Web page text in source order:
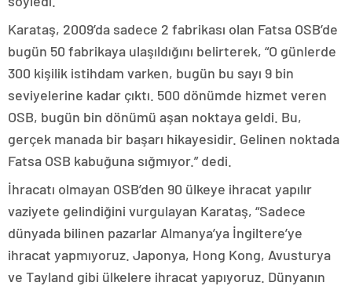
Karataş, 2009’da sadece 2 fabrikası olan Fatsa OSB’de
bugün 50 fabrikaya ulaşıldığını belirterek, “O günlerde
300 kişilik istihdam varken, bugün bu sayı 9 bin
seviyelerine kadar çıktı. 500 dönümde hizmet veren
OSB, bugün bin dönümü aşan noktaya geldi. Bu,
gerçek manada bir başarı hikayesidir. Gelinen noktada
Fatsa OSB kabuğuna sığmıyor.” dedi.
İhracatı olmayan OSB’den 90 ülkeye ihracat yapılır
vaziyete gelindiğini vurgulayan Karataş, “Sadece
dünyada bilinen pazarlar Almanya’ya İngiltere’ye
ihracat yapmıyoruz. Japonya, Hong Kong, Avusturya
ve Tayland gibi ülkelere ihracat yapıyoruz. Dünyanın